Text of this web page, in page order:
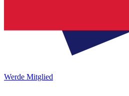
Werde Mitglied